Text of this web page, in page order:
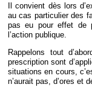
Il convient dès lors
au cas particulier des
pas eu pour effet de
l’action publique.
Rappelons tout
prescription sont
situations en cours,
n’aurait pas, d’ores et